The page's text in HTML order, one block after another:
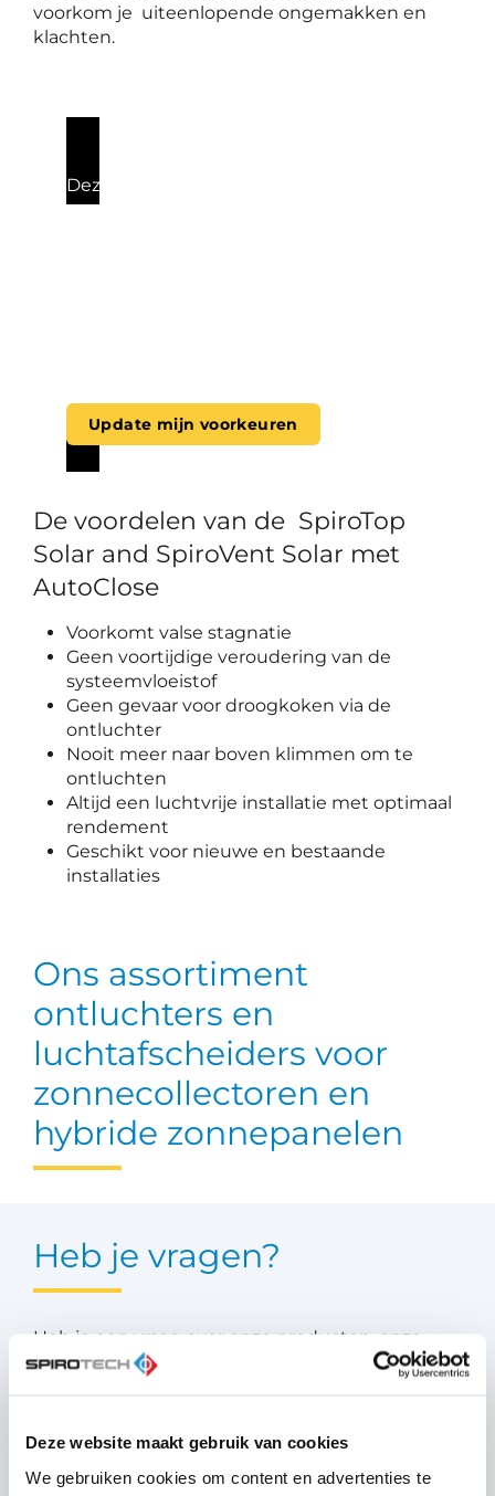
Deze website maakt gebruik van cookies
We gebruiken cookies om content en advertenties te
voorkom je uiteenlopende ongemakken en
klachten.
Deze video kan niet worden afgespeeld
omdat je de plaatsing van
Update mijn voorkeuren
De voordelen van de SpiroTop
Solar and SpiroVent Solar met
AutoClose
Voorkomt valse stagnatie
Geen voortijdige veroudering van de
systeemvloeistof
Geen gevaar voor droogkoken via de
ontluchter
Nooit meer naar boven klimmen om te
ontluchten
Altijd een luchtvrije installatie met optimaal
rendement
Geschikt voor nieuwe en bestaande
installaties
Ons assortiment
ontluchters en
luchtafscheiders voor
zonnecollectoren en
hybride zonnepanelen
Heb je vragen?
Heb je een vraag over onze producten, onze
oplossingen of heb je advies nodig van onze
experts? Aarzel dan niet en neem contact op
Neem contact op met ons